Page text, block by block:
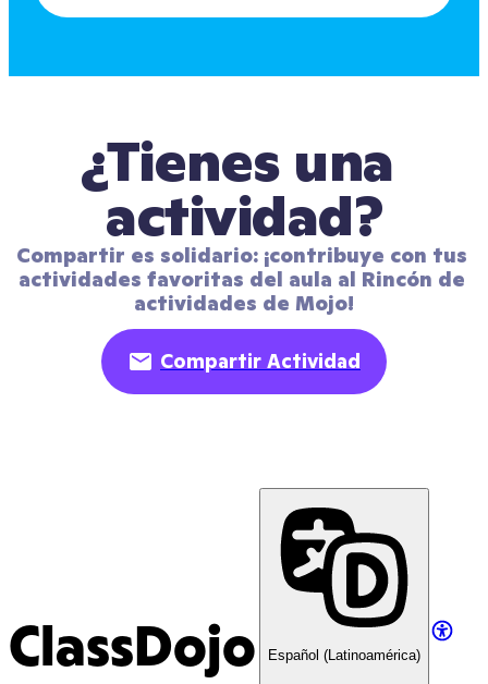
¿Tienes una
actividad?
Compartir es solidario: ¡contribuye con tus
actividades favoritas del aula al Rincón de
actividades de Mojo!
Compartir Actividad
ClassDojo Español (Latinoamérica)